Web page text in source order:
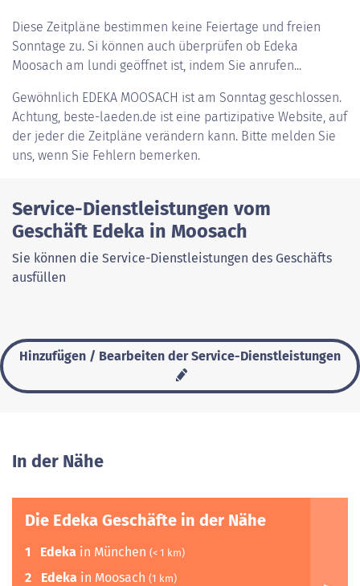
Diese Zeitpläne bestimmen keine Feiertage und freien
Sonntage zu. Si können auch überprüfen ob Edeka
Moosach am lundi geöffnet ist, indem Sie anrufen...
Gewöhnlich EDEKA MOOSACH ist am Sonntag geschlossen.
Achtung, beste-laeden.de ist eine partizipative Website, auf
der jeder die Zeitpläne verändern kann. Bitte melden Sie
uns, wenn Sie Fehlern bemerken.
Service-Dienstleistungen vom
Geschäft Edeka in Moosach
Sie können die Service-Dienstleistungen des Geschäfts
ausfüllen
Hinzufügen / Bearbeiten der Service-Dienstleistungen
In der Nähe
Die Edeka Geschäfte in der Nähe
1 Edeka in München (< 1 km)
2 Edeka in Moosach (1 km)